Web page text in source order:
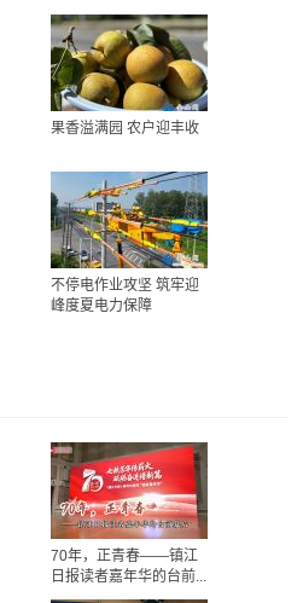
果香溢满园 农户迎丰收
不停电作业攻坚 筑牢迎
峰度夏电力保障
70年，正青春——镇江
日报读者嘉年华的台前...